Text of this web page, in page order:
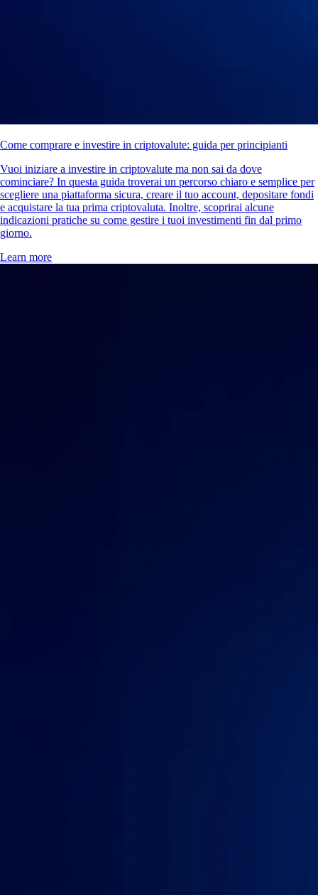
Come comprare e investire in criptovalute: guida per principianti
Vuoi iniziare a investire in criptovalute ma non sai da dove
cominciare? In questa guida troverai un percorso chiaro e semplice per
scegliere una piattaforma sicura, creare il tuo account, depositare fondi
e acquistare la tua prima criptovaluta. Inoltre, scoprirai alcune
indicazioni pratiche su come gestire i tuoi investimenti fin dal primo
giorno.
Learn more